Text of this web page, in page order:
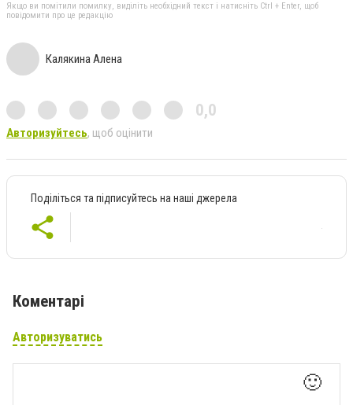
Якщо ви помітили помилку, виділіть необхідний текст і натисніть Ctrl + Enter, щоб
повідомити про це редакцію
Калякина Алена
0,0
Авторизуйтесь, щоб оцінити
Поділіться та підписуйтесь на наші джерела
Коментарі
Авторизуватись
🙂